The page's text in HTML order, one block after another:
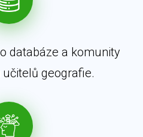
databáze a komunity
geografie.